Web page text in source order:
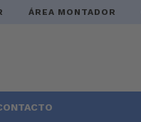
ÁREA MONTADOR